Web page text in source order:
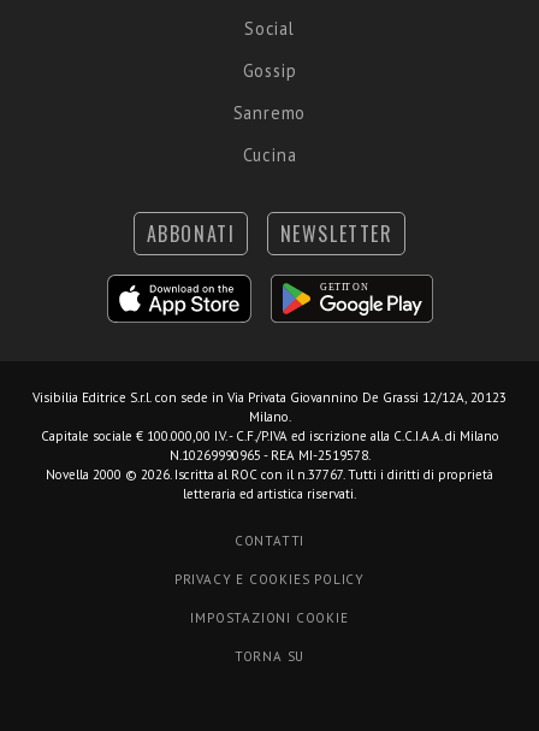
Social
Gossip
Sanremo
Cucina
ABBONATI NEWSLETTER
Visibilia Editrice S.r.l. con sede in Via Privata Giovannino De Grassi 12/12A, 20123
Milano.
Capitale sociale € 100.000,00 I.V. - C.F./P.IVA ed iscrizione alla C.C.I.A.A. di Milano
N.10269990965 - REA MI-2519578.
Novella 2000 © 2026. Iscritta al ROC con il n.37767. Tutti i diritti di proprietà
letteraria ed artistica riservati.
CONTATTI
PRIVACY E COOKIES POLICY
IMPOSTAZIONI COOKIE
TORNA SU